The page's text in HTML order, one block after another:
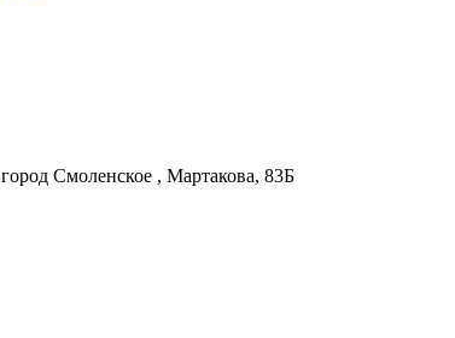
город Смоленское , Мартакова, 83Б